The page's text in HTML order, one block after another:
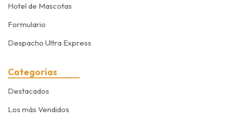
Hotel de Mascotas
Formulario
Despacho Ultra Express
Categorías
Destacados
Los más Vendidos